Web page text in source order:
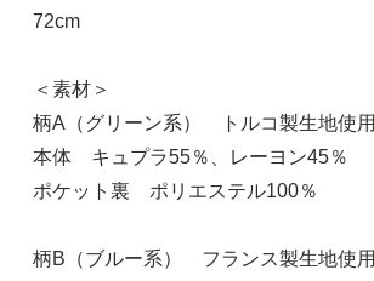
72cm
＜素材＞
柄A（グリーン系） トルコ製生地使用
本体 キュプラ55％、レーヨン45％
ポケット裏 ポリエステル100％
柄B（ブルー系） フランス製生地使用